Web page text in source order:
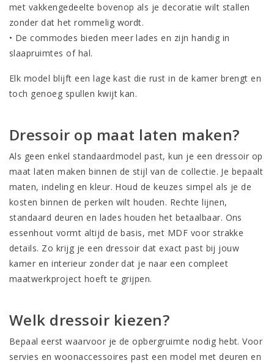
met vakkengedeelte bovenop als je decoratie wilt stallen
zonder dat het rommelig wordt.
• Decommodes bieden meer lades en zijn handig in
slaapruimtes of hal.
Elk model blijft een lage kast die rust in de kamer brengt en
toch genoeg spullen kwijt kan.
Dressoir op maat laten maken?
Als geen enkel standaardmodel past, kun je een dressoir op
maat laten maken binnen de stijl van de collectie. Je bepaalt
maten, indeling en kleur. Houd de keuzes simpel als je de
kosten binnen de perken wilt houden. Rechte lijnen,
standaard deuren en lades houden het betaalbaar. Ons
essenhout vormt altijd de basis, met MDF voor strakke
details. Zo krijg je een dressoir dat exact past bij jouw
kamer en interieur zonder dat je naar een compleet
maatwerkproject hoeft te grijpen.
Welk dressoir kiezen?
Bepaal eerst waarvoor je de opbergruimte nodig hebt. Voor
servies en woonaccessoires past een model met deuren en